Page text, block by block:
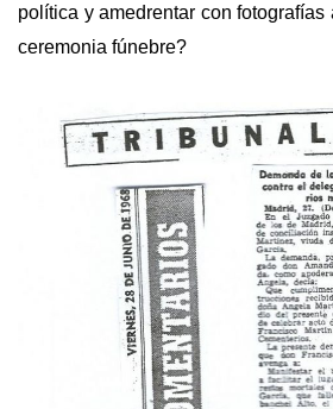
política y amedrentar con
ceremonia fúnebre?